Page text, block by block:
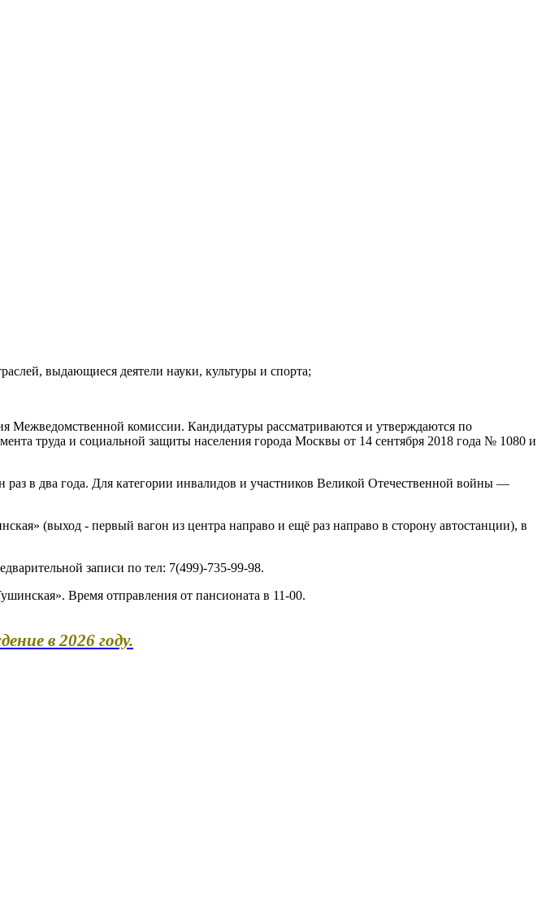
выдающиеся деятели науки, культуры и спорта;
Межведомственной комиссии. Кандидатуры рассматриваются и утверждаются по
труда и социальной защиты населения города Москвы от 14 сентября 2018 года № 1080 и
раз в два года. Для категории инвалидов и участников Великой Отечественной войны —
(выход - первый вагон из центра направо и ещё раз направо в сторону автостанции), в
записи по тел: 7(499)-735-99-98.
Время отправления от пансионата в 11-00.
в 2026 году.